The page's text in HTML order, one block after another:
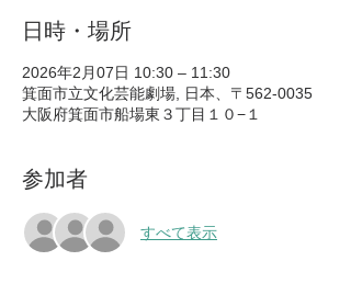
日時・場所
2026年2月07日 10:30 – 11:30
箕面市立文化芸能劇場, 日本、〒562-0035
大阪府箕面市船場東３丁目１０−１
参加者
すべて表示